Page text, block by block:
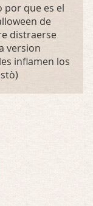
por que es el
de
distraerse
version
inflamen los